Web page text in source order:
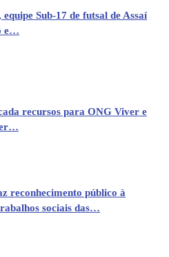
Sub-17 de futsal de Assaí
e…
recursos para ONG Viver e
reconhecimento público à
sociais das…